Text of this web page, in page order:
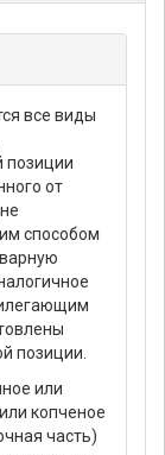
все виды
позиции
от
способом
позиции.
или
копченое
часть)